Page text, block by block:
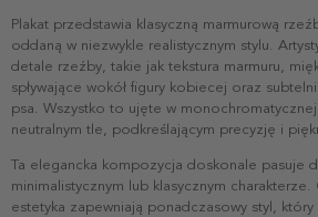
Plakat przedstawia klasyczną marmurową
oddaną w niezwykle realistycznym stylu.
detale rzeźby, takie jak tekstura marmuru,
spływające wokół figury kobiecej oraz
psa. Wszystko to ujęte w
neutralnym tle, podkreślającym precyzję i
Ta elegancka kompozycja doskonale pasuje
minimalistycznym lub klasycznym charakterze.
estetyka zapewniają ponadczasowy styl,